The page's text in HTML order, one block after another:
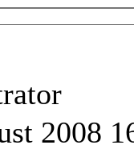
2008